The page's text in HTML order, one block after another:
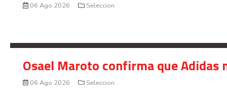
06 Ago 2026 Seleccion
Osael Maroto confirma que Adidas
06 Ago 2026 Seleccion